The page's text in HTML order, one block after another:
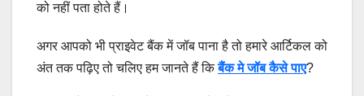
को नहीं पता होते हैं।
अगर आपको भी प्राइवेट बैंक में जॉब पाना है तो हमारे आर्टिकल को
अंत तक पढ़िए तो चलिए हम जानते हैं किबैंक मे जॉब कैसे पाए?